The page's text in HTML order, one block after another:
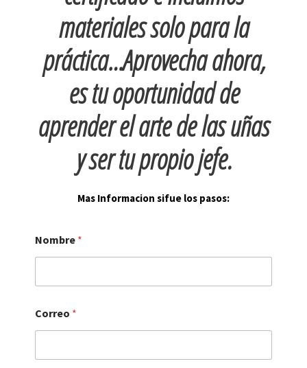
materiales solo para la
práctica…Aprovecha ahora,
es tu oportunidad de
aprender el arte de las uñas
y ser tu propio jefe.
Mas Informacion sifue los pasos:
Nombre *
Correo *